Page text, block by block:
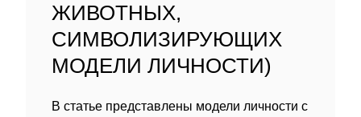
ЖИВОТНЫХ,
СИМВОЛИЗИРУЮЩИХ
МОДЕЛИ ЛИЧНОСТИ)
В статье представлены модели личности с